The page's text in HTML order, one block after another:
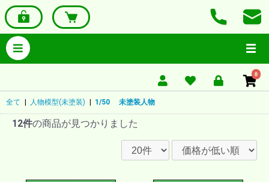
0
全て 人物模型(未塗装) 1/50 未塗装人物
12件の商品が見つかりました